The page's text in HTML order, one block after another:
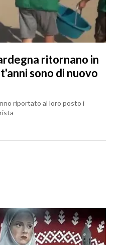
ritornano in
sono di nuovo
riportato al loro posto i